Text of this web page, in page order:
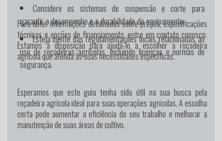
Considere os sistemas de suspensão e corte para
garantir o desempenho e a durabilidade do equipamento.
Esteja ciente das regulamentações locais relacionadas ao
uso de roçadeiras agrícolas, incluindo licenças e normas de
segurança.
Para obter informações detalhadas sobre preços, especificações
técnicas e opções de financiamento, entre em contato conosco.
Estamos à disposição para ajudá-lo a escolher a roçadeira
agrícola que atenda às suas necessidades específicas.
Esperamos que este guia tenha sido útil na sua busca pela
roçadeira agrícola ideal para suas operações agrícolas. A escolha
certa pode aumentar a eficiência do seu trabalho e melhorar a
manutenção de suas áreas de cultivo.